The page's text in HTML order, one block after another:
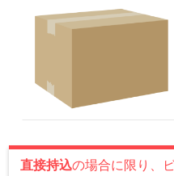
直接持込の場合に限り、